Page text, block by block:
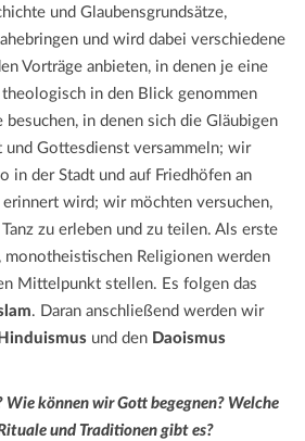
und Glaubensgrundsätze,
und wird dabei verschiedene
Vorträge anbieten, in denen je eine
in den Blick genommen
in denen sich die Gläubigen
und Gottesdienst versammeln; wir
in der Stadt und auf Friedhöfen an
wird; wir möchten versuchen,
zu erleben und zu teilen. Als erste
monotheistischen Religionen werden
Mittelpunkt stellen. Es folgen das
. Daran anschließend werden wir
Hinduismus und den Daoismus
können wir Gott begegnen? Welche
und Traditionen gibt es?